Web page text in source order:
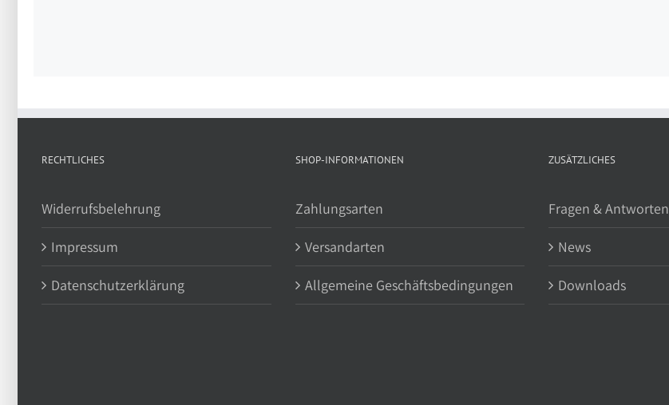
RECHTLICHES
Widerrufsbelehrung
Impressum
Datenschutzerklärung
SHOP-INFORMATIONEN
Zahlungsarten
Versandarten
Allgemeine Geschäftsbedingungen
ZUSÄTZLICHES
Fragen & Antworten
News
Downloads